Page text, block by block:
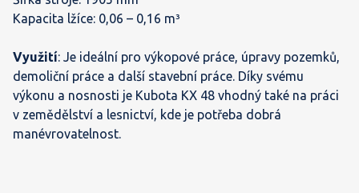
Kapacita lžíce: 0,06 – 0,16 m³
Využití: Je ideální pro výkopové práce, úpravy pozemků,
demoliční práce a další stavební práce. Díky svému
výkonu a nosnosti je Kubota KX 48 vhodný také na práci
v zemědělství a lesnictví, kde je potřeba dobrá
manévrovatelnost.